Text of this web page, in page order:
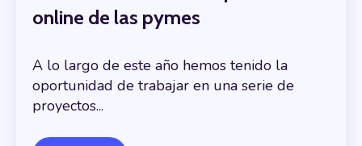
online de las pymes
A lo largo de este año hemos tenido la
oportunidad de trabajar en una serie de
proyectos...